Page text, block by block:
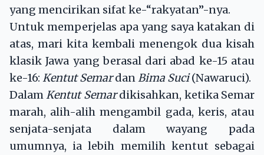
yang mencirikan sifat ke-“rakyatan”-nya.
Untuk memperjelas apa yang saya katakan di
atas, mari kita kembali menengok dua kisah
klasik Jawa yang berasal dari abad ke-15 atau
ke-16: Kentut Semardan Bima Suci(Nawaruci).
Dalam Kentut Semardikisahkan, ketika Semar
marah, alih-alih mengambil gada, keris, atau
senjata-senjata dalam wayang pada
umumnya, ia lebih memilih kentut sebagai